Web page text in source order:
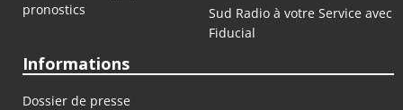
pronostics
Sud Radio à votre Service avec
Fiducial
Informations
Dossier de presse